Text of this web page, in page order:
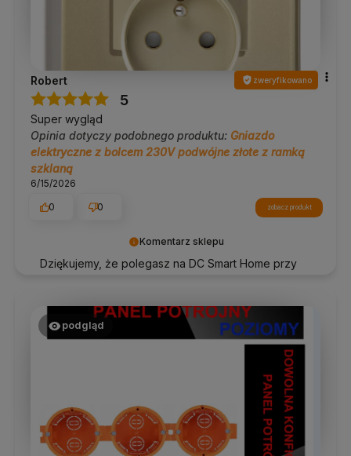
Komentarz sklepu
Dziękujemy, że polegasz na DC Smart Home przy
Robert zweryfikowano
5
Super wygląd
Opinia dotyczy podobnego produktu: Gniazdo
elektryczne z bolcem 230V podwójne złote z ramką
szklaną
6/15/2026
0
0 zobacz produkt
podgląd